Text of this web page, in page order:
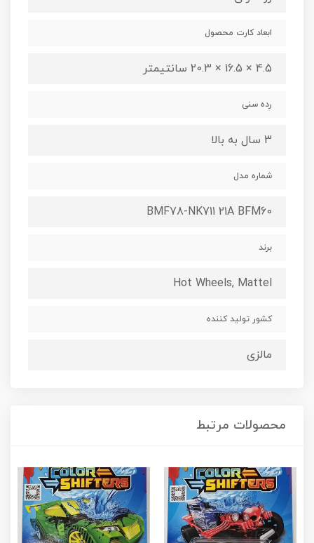
ابعاد کارت محصول
4.5 × 16.5 × 20.3 سانتیمتر
رده سنی
3 سال به بالا
شماره مدل
BMF78-NK711 21A BFM60
برند
Hot Wheels, Mattel
کشور تولید کننده
مالزی
محصولات مرتبط